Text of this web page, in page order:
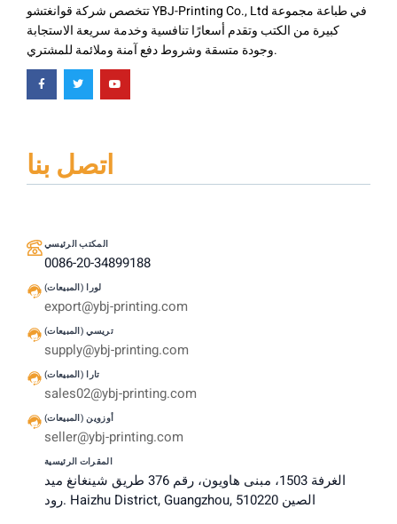
تتخصص شركة قوانغتشو YBJ-Printing Co., Ltd في طباعة مجموعة
كبيرة من الكتب وتقدم أسعارًا تنافسية وخدمة سريعة الاستجابة
وجودة متسقة وشروط دفع آمنة وملائمة للمشتري.
اتصل بنا
المكتب الرئيسي
0086-20-34899188
لورا (المبيعات)
export@ybj-printing.com
تريسي (المبيعات)
supply@ybj-printing.com
تارا (المبيعات)
sales02@ybj-printing.com
أوزوين (المبيعات)
seller@ybj-printing.com
المقرات الرئيسية
الغرفة 1503، مبنى هاويون، رقم 376 طريق شينغانغ ميد
رود. Haizhu District, Guangzhou, الصين 510220